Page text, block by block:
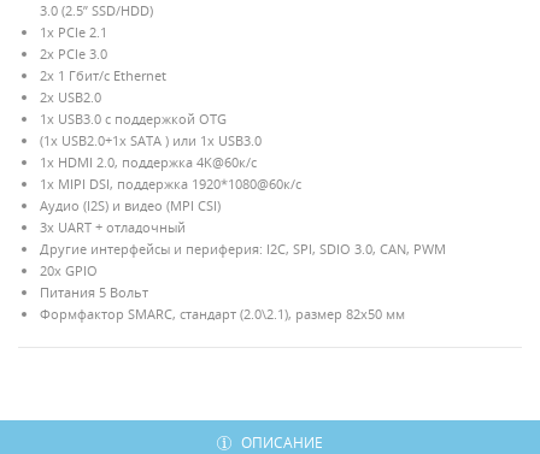
3.0 (2.5” SSD/HDD)
1x PCIe 2.1
2x PCIe 3.0
2x 1 Гбит/с Ethernet
2x USB2.0
1x USB3.0 с поддержкой OTG
(1x USB2.0+1x SATA ) или 1x USB3.0
1x HDMI 2.0, поддержка 4K@60к/с
1x MIPI DSI, поддержка 1920*1080@60к/с
Аудио (I2S) и видео (MPI CSI)
3x UART + отладочный
Другие интерфейсы и периферия: I2C, SPI, SDIO 3.0, CAN, PWM
20х GPIO
Питания 5 Вольт
Формфактор SMARC, стандарт (2.0\2.1), размер 82x50 мм
ОПИСАНИЕ